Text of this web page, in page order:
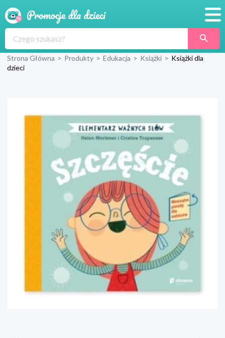
Produkty
Wyprawka
Strona Główna > Produkty > Edukacja > Książki > Książki dla
dzieci